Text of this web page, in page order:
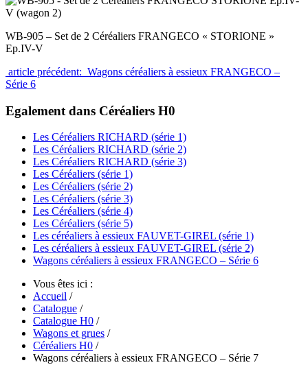
WB-905 – Set de 2 Céréaliers FRANGECO « STORIONE »
Ep.IV-V
article précédent: Wagons céréaliers à essieux FRANGECO –
Série 6
Egalement dans Céréaliers H0
Les Céréaliers RICHARD (série 1)
Les Céréaliers RICHARD (série 2)
Les Céréaliers RICHARD (série 3)
Les Céréaliers (série 1)
Les Céréaliers (série 2)
Les Céréaliers (série 3)
Les Céréaliers (série 4)
Les Céréaliers (série 5)
Les céréaliers à essieux FAUVET-GIREL (série 1)
Les céréaliers à essieux FAUVET-GIREL (série 2)
Wagons céréaliers à essieux FRANGECO – Série 6
Vous êtes ici :
Accueil /
Catalogue /
Catalogue H0 /
Wagons et grues /
Céréaliers H0 /
Wagons céréaliers à essieux FRANGECO – Série 7